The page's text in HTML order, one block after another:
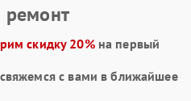
ремонт
скидку 20%на первый
с вами в ближайшее